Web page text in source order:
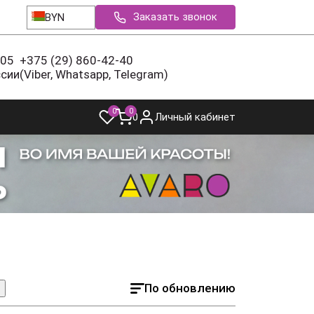
BYN Заказать звонок
+375 (29) 860-42-40
(Viber, Whatsapp, Telegram)
0 00 Личный кабинет
По обновлению